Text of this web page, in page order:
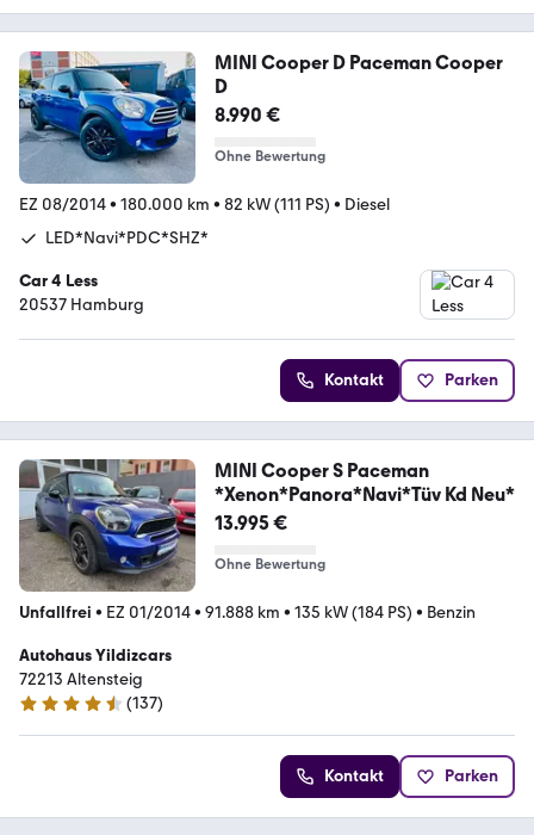
MINI Cooper D Paceman Cooper
D
8.990 €
Ohne Bewertung
EZ 08/2014• 180.000 km • 82 kW (111 PS) • Diesel
LED*Navi*PDC*SHZ*
Car 4 Less
20537 Hamburg
Kontakt Parken
MINI Cooper S Paceman
*Xenon*Panora*Navi*Tüv Kd Neu*
13.995 €
Ohne Bewertung
Unfallfrei • EZ 01/2014• 91.888 km • 135 kW (184 PS) • Benzin
Autohaus Yildizcars
72213 Altensteig
4.4 Sterne
(137)
Kontakt Parken